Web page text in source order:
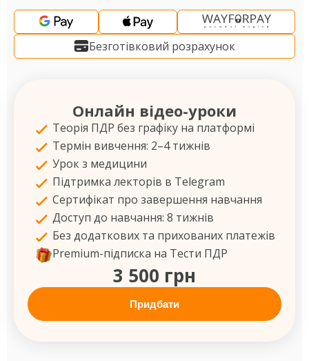
Безготівковий розрахунок
Онлайн відео-уроки
Теорія ПДР без графіку на платформі
Термін вивчення: 2–4 тижнів
Урок з медицини
Підтримка лекторів в Telegram
Сертифікат про завершення навчання
Доступ до навчання: 8 тижнів
Без додаткових та прихованих платежів
Premium-підписка на Тести ПДР
3 500 грн
Придбати